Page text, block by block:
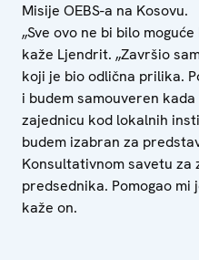
Misije OEBS-a na Kosovu.
„Sve ovo ne bi bilo
kaže Ljendrit. „Završio
koji je bio odlična prilika.
i budem samouveren
zajednicu kod lokalnih
budem izabran za
Konsultativnom savetu za
predsednika. Pomogao
kaže on.